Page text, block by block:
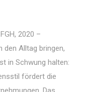
2020 –
den Alltag bringen,
in Schwung halten:
fördert die